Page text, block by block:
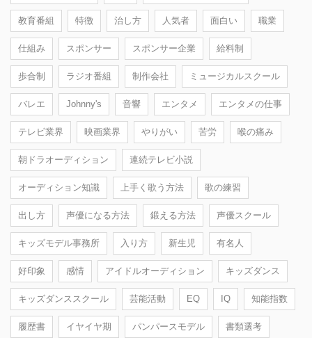
教育番組 特徴 治し方 人気者 面白い 職業
仕組み スポンサー スポンサー企業 給料制
歩合制 ラジオ番組 制作会社 ミュージカルスクール
バレエ Johnny's 音響 エンタメ エンタメの仕事
テレビ業界 映画業界 やりがい 苦労 喉の痛み
朝ドラオーディション 連続テレビ小説
オーディション知識 上手く歌う方法 歌の練習
出し方 声優になる方法 鍛える方法 声優スクール
キッズモデル事務所 入り方 新生児 有名人
好印象 感情 アイドルオーディション キッズダンス
キッズダンススクール 芸能活動 EQ IQ 知能指数
履歴書 イヤイヤ期 パンパースモデル 書類選考